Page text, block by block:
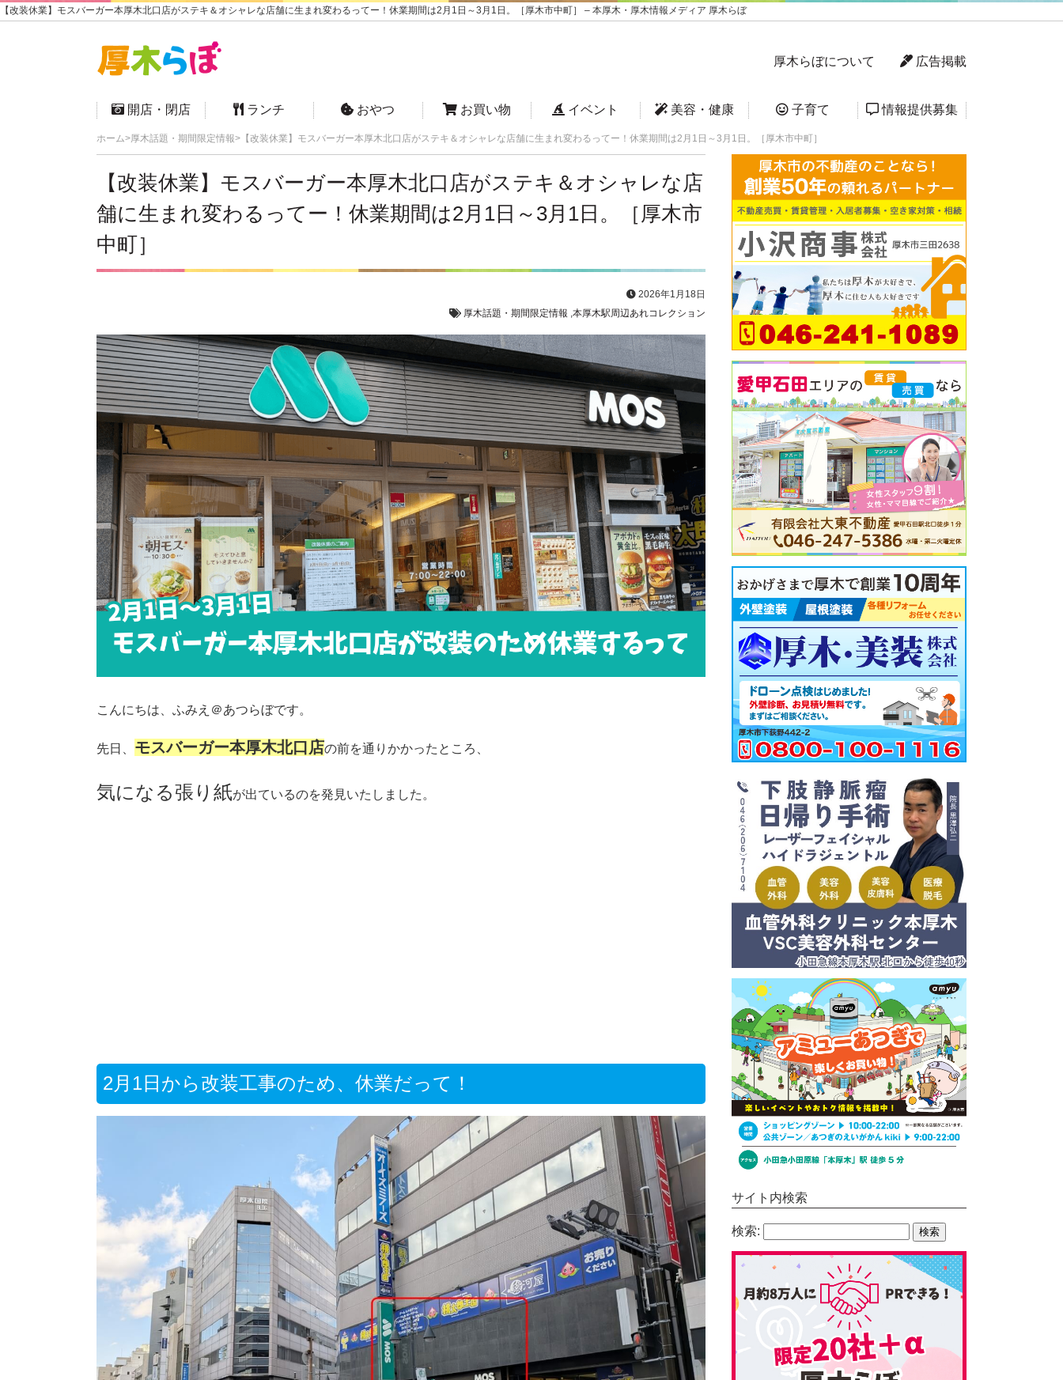
【改装休業】モスバーガー本厚木北口店がステキ＆オシャレな店舗に生まれ変わるってー！休業期間は2月1日～3月1日。［厚木市中町］ – 本厚木・厚木情報メディア 厚木らぼ
厚木らぼについて 広告掲載
開店・閉店 ランチ おやつ お買い物 イベント 美容・健康 子育て 情報提供募集
ホーム 厚木話題・期間限定情報 【改装休業】モスバーガー本厚木北口店がステキ＆オシャレな店舗に生まれ変わるってー！休業期間は2月1日～3月1日。［厚木市中町］
【改装休業】モスバーガー本厚木北口店がステキ＆オシャレな店
舗に生まれ変わるってー！休業期間は2月1日～3月1日。［厚木市
中町］
2026年1月18日
厚木話題・期間限定情報 本厚木駅周辺あれコレクション
こんにちは、ふみえ＠あつらぼです。
先日、 モスバーガー本厚木北口店の前を通りかかったところ、
気になる張り紙が出ているのを発見いたしました。
2月1日から改装工事のため、休業だって！
サイト内検索
検索: